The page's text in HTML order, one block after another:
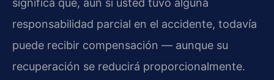
significa que, aun si usted tuvo alguna
responsabilidad parcial en el accidente, todavía
puede recibir compensación — aunque su
recuperación se reducirá proporcionalmente.